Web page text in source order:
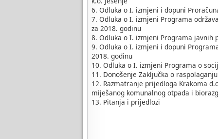
6. Odluka o I. izmjeni i dopuni
7. Odluka o I. izmjeni Programa
za 2018. godinu
8. Odluka o I. izmjeni Programa javnih
9. Odluka o I. izmjeni i dopuni
2018. godinu
10. Odluka o I. izmjeni Programa o
11. Donošenje Zaključka o
12. Razmatranje prijedloga Krakoma
miješanog komunalnog otpada i
13. Pitanja i prijedlozi